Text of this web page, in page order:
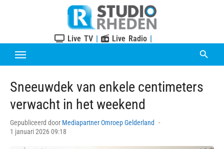
Live TV | Live Radio |
Sneeuwdek van enkele centimeters
verwacht in het weekend
Gepubliceerd door Mediapartner Omroep Gelderland
1 januari 2026 09:18